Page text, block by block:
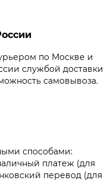
по Москве и
службой доставки
самовывоза.
способами:
платеж (для
перевод (для